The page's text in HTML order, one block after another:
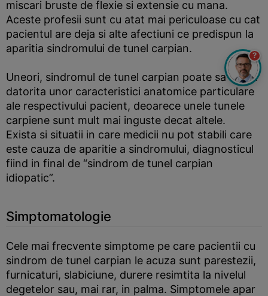
miscari bruste de flexie si extensie cu mana.
Aceste profesii sunt cu atat mai periculoase cu cat
pacientul are deja si alte afectiuni ce predispun la
aparitia sindromului de tunel carpian.
Uneori, sindromul de tunel carpian poate sa apara
datorita unor caracteristici anatomice particulare
ale respectivului pacient, deoarece unele tunele
carpiene sunt mult mai inguste decat altele.
Exista si situatii in care medicii nu pot stabili care
este cauza de aparitie a sindromului, diagnosticul
fiind in final de “sindrom de tunel carpian
idiopatic”.
Simptomatologie
Cele mai frecvente simptome pe care pacientii cu
sindrom de tunel carpian le acuza sunt parestezii,
furnicaturi, slabiciune, durere resimtita la nivelul
degetelor sau, mai rar, in palma. Simptomele apar
?